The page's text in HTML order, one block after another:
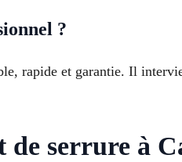
?
rapide et garantie. Il
serrure à